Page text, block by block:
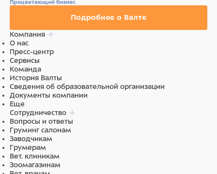
Процветающий бизнес
Подробнее о Валте
Компания
О нас
Пресс-центр
Сервисы
Команда
История Валты
Сведения об образовательной организации
Документы компании
Еще
Сотрудничество
Вопросы и ответы
Груминг салонам
Заводчикам
Грумерам
Вет. клиникам
Зоомагазинам